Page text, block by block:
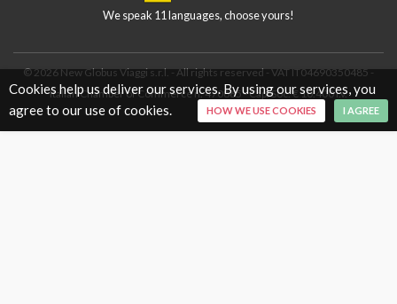
Cookies help us deliver our services. By using our services, you
agree to our use of cookies.
I AGREE
HOW WE USE COOKIES
We speak 11 languages, choose yours!
© 2026 New Globus Viaggi s.r.l. - All rights reserved - VAT IT04690350485 -
Italian Chamber of Commerce n. 470865 - Cap. Soc. € 10.400 i.v.